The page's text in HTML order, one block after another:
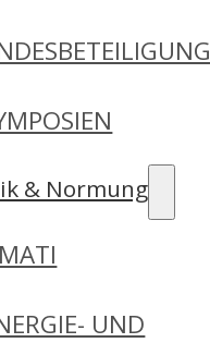
& Normung
UND